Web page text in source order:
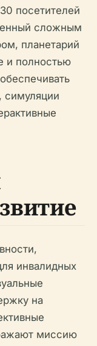
посетителей
сложным
планетарий
и полностью
симуляции
инвалидных
на
миссию